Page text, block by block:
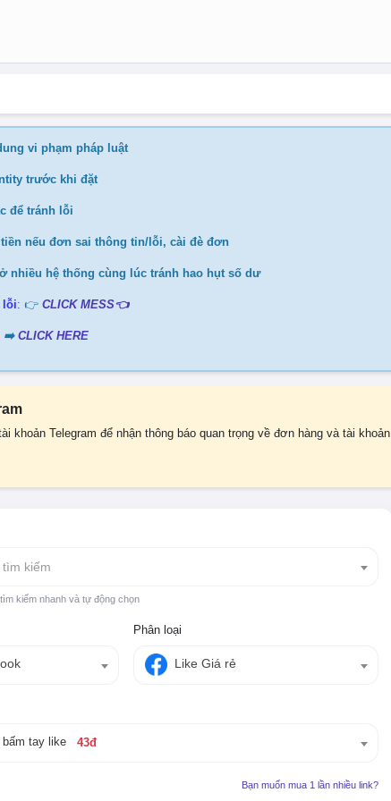
vi phạm pháp luật
trước khi đặt
để tránh lỗi
nếu đơn sai thông tin/lỗi, cài đè đơn
nhiều hệ thống cùng lúc tránh hao hụt số dư
lỗi: 👉 CLICK MESS👈
➡️ CLICK HERE
khoản Telegram để nhận thông báo quan trọng về đơn hàng và tài khoản.
kiếm
kiếm nhanh và tự động chọn
Phân loại
Like Giá rẻ
tay like 43đ
Bạn muốn mua 1 lần nhiều link?